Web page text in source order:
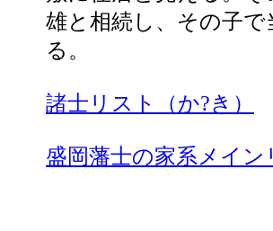
雄と相続し、その子
る。
諸士リスト（か?き）
盛岡藩士の家系メイン